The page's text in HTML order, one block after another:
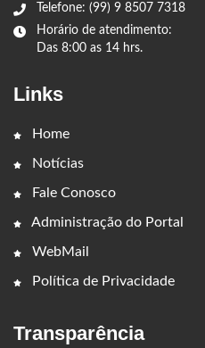
Telefone: (99) 9 8507 7318
Horário de atendimento:
Das 8:00 as 14 hrs.
Links
Home
Notícias
Fale Conosco
Administração do Portal
WebMail
Política de Privacidade
Transparência